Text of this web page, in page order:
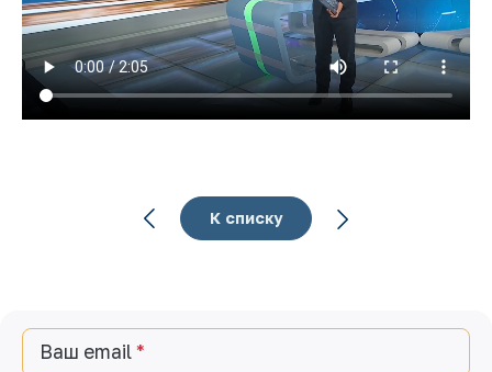
К списку
Ваш email